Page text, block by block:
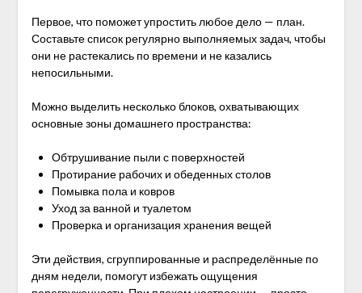
Первое, что поможет упростить любое дело — план.
Составьте список регулярно выполняемых задач, чтобы
они не растекались по времени и не казались
непосильными.
Можно выделить несколько блоков, охватывающих
основные зоны домашнего пространства:
Обтрушивание пыли с поверхностей
Протирание рабочих и обеденных столов
Помывка пола и ковров
Уход за ванной и туалетом
Проверка и организация хранения вещей
Эти действия, сгруппированные и распределённые по
дням недели, помогут избежать ощущения